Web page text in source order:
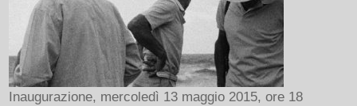
Inaugurazione, mercoledì 13 maggio 2015, ore 18